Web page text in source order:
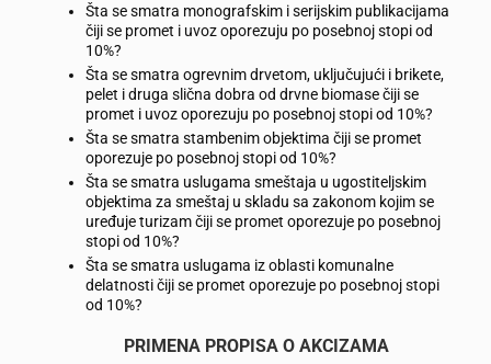
Šta se smatra monografskim i serijskim publikacijama
čiji se promet i uvoz oporezuju po posebnoj stopi od
10%?
Šta se smatra ogrevnim drvetom, uključujući i brikete,
pelet i druga slična dobra od drvne biomase čiji se
promet i uvoz oporezuju po posebnoj stopi od 10%?
Šta se smatra stambenim objektima čiji se promet
oporezuje po posebnoj stopi od 10%?
Šta se smatra uslugama smeštaja u ugostiteljskim
objektima za smeštaj u skladu sa zakonom kojim se
uređuje turizam čiji se promet oporezuje po posebnoj
stopi od 10%?
Šta se smatra uslugama iz oblasti komunalne
delatnosti čiji se promet oporezuje po posebnoj stopi
od 10%?
PRIMENA PROPISA O AKCIZAMA